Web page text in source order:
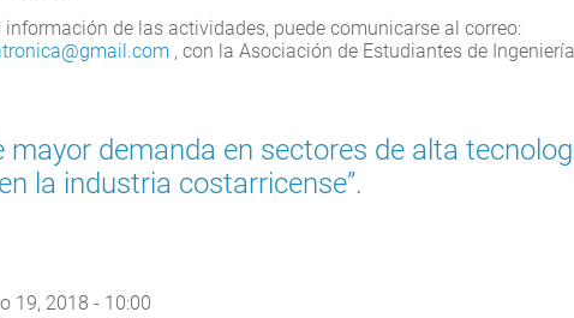
información de las actividades, puede comunicarse al correo:
, con la Asociación de Estudiantes de
mayor demanda en sectores de alta
la industria costarricense”.
19, 2018 - 10:00